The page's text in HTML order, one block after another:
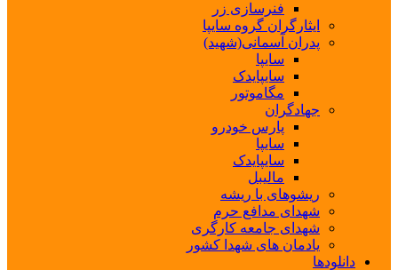
فنرسازی زر
ایثارگران گروه سایپا
پدران آسمانی(شهید)
سایپا
سایپایدک
مگاموتور
جهادگران
پارس خودرو
سایپا
سایپایدک
مالیبل
ریشوهای با ریشه
شهدای مدافع حرم
شهدای جامعه کارگری
یادمان های شهدا کشور
دانلودها